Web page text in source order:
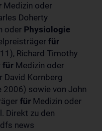
Medizin oder
Doherty
oder Physiologie
für
Richard Timothy
für Medizin oder
David Kornberg
2006) sowie von John
für Medizin oder
Direkt zu den
news